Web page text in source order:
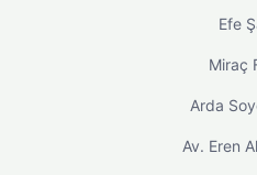
Efe
Miraç
Arda
Av. Eren